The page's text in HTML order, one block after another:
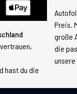
hast du die
Preis.
große
die